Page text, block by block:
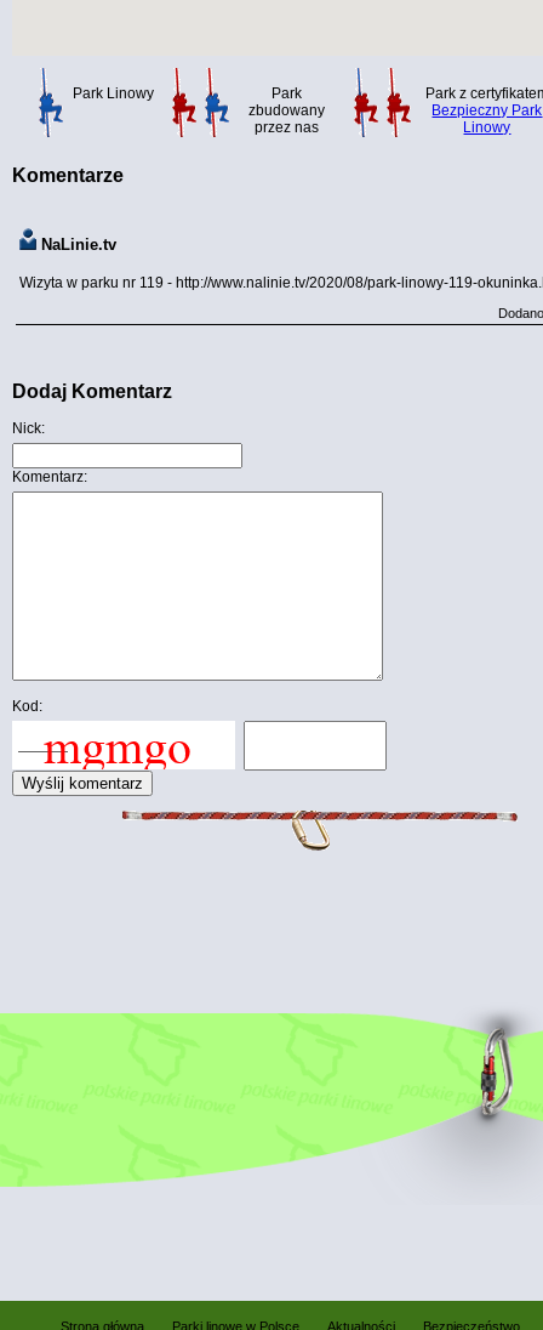
Park Linowy
Park
zbudowany
przez nas
Park z
Bezpieczny Park
Linowy
Komentarze
NaLinie.tv
Wizyta w parku nr 119 - http://www.nalinie.tv/2020/08/park-linowy-119-
Dodaj Komentarz
Nick:
Komentarz:
Kod:
Strona główna Parki linowe w Polsce Aktualności Bezpieczeństwo